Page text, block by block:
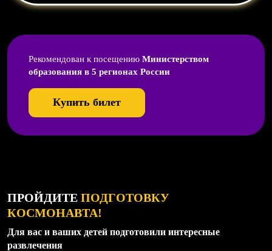
Рекомендован к посещению Министерством
образования в 5 регионах России
Купить билет
ПРОЙДИТЕ ПОДГОТОВКУ
КОСМОНАВТА!
Для вас и ваших детей подготовили интересные
развлечения